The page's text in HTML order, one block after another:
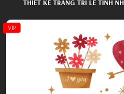
THIẾT KẾ TRANG TRÍ LỄ TÌNH
VIP